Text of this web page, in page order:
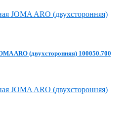
ARO (двухсторонняя) 100050.700